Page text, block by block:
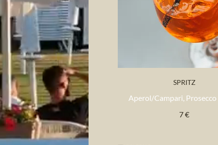
SPRITZ
Aperol/Campari, Prosecco
7 €